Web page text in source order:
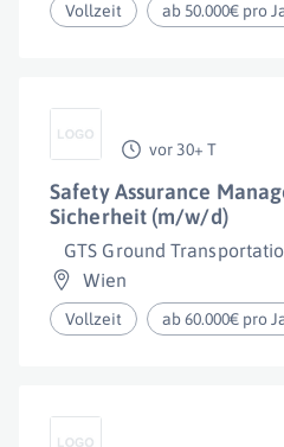
Vollzeit ab 50.000€ pro
vor 30+ T
Safety Assurance
Sicherheit (m/w/d)
GTS Ground
Wien
Vollzeit ab 60.000€ pro